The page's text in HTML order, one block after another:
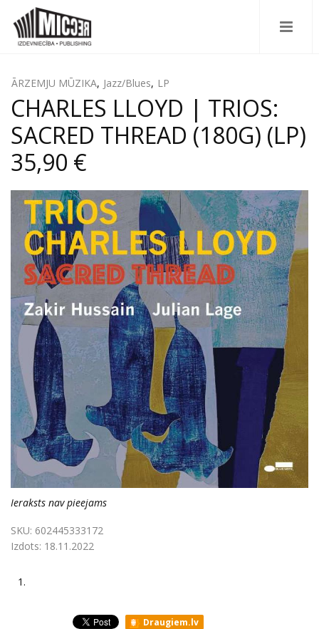
ĀRZEMJU MŪZIKA, Jazz/Blues, LP
CHARLES LLOYD | TRIOS:
SACRED THREAD (180G) (LP)
35,90 €
Ieraksts nav pieejams
SKU: 602445333172
Izdots: 18.11.2022
1.
Draugiem.lv